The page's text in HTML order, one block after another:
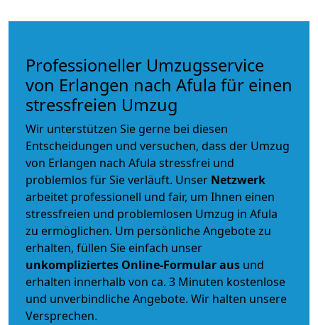
Professioneller Umzugsservice
von Erlangen nach Afula für einen
stressfreien Umzug
Wir unterstützen Sie gerne bei diesen
Entscheidungen und versuchen, dass der Umzug
von Erlangen nach Afula stressfrei und
problemlos für Sie verläuft. Unser Netzwerk
arbeitet professionell und fair, um Ihnen einen
stressfreien und problemlosen Umzug in Afula
zu ermöglichen. Um persönliche Angebote zu
erhalten, füllen Sie einfach unser
unkompliziertes Online-Formular aus und
erhalten innerhalb von ca. 3 Minuten kostenlose
und unverbindliche Angebote. Wir halten unsere
Versprechen.